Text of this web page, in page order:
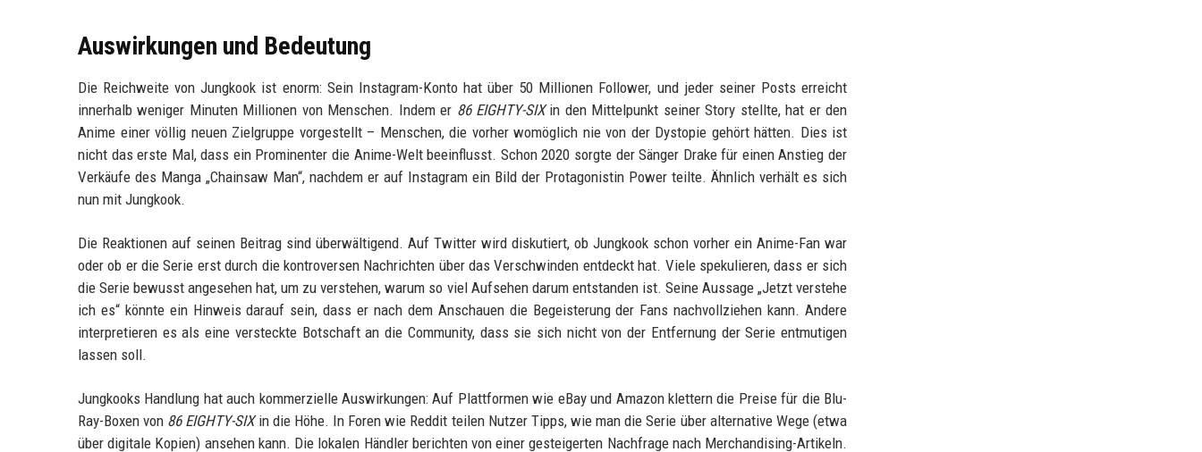
Auswirkungen und Bedeutung
Die Reichweite von Jungkook ist enorm: Sein Instagram-Konto hat über 50 Millionen Follower, und jeder seiner Posts erreicht
innerhalb weniger Minuten Millionen von Menschen. Indem er 86 EIGHTY-SIXin den Mittelpunkt seiner Story stellte, hat er den
Anime einer völlig neuen Zielgruppe vorgestellt – Menschen, die vorher womöglich nie von der Dystopie gehört hätten. Dies ist
nicht das erste Mal, dass ein Prominenter die Anime-Welt beeinflusst. Schon 2020 sorgte der Sänger Drake für einen Anstieg der
Verkäufe des Manga „Chainsaw Man“, nachdem er auf Instagram ein Bild der Protagonistin Power teilte. Ähnlich verhält es sich
nun mit Jungkook.
Die Reaktionen auf seinen Beitrag sind überwältigend. Auf Twitter wird diskutiert, ob Jungkook schon vorher ein Anime-Fan war
oder ob er die Serie erst durch die kontroversen Nachrichten über das Verschwinden entdeckt hat. Viele spekulieren, dass er sich
die Serie bewusst angesehen hat, um zu verstehen, warum so viel Aufsehen darum entstanden ist. Seine Aussage „Jetzt verstehe
ich es“ könnte ein Hinweis darauf sein, dass er nach dem Anschauen die Begeisterung der Fans nachvollziehen kann. Andere
interpretieren es als eine versteckte Botschaft an die Community, dass sie sich nicht von der Entfernung der Serie entmutigen
lassen soll.
Jungkooks Handlung hat auch kommerzielle Auswirkungen: Auf Plattformen wie eBay und Amazon klettern die Preise für die Blu-
Ray-Boxen von 86 EIGHTY-SIXin die Höhe. In Foren wie Reddit teilen Nutzer Tipps, wie man die Serie über alternative Wege (etwa
über digitale Kopien) ansehen kann. Die lokalen Händler berichten von einer gesteigerten Nachfrage nach Merchandising-Artikeln.